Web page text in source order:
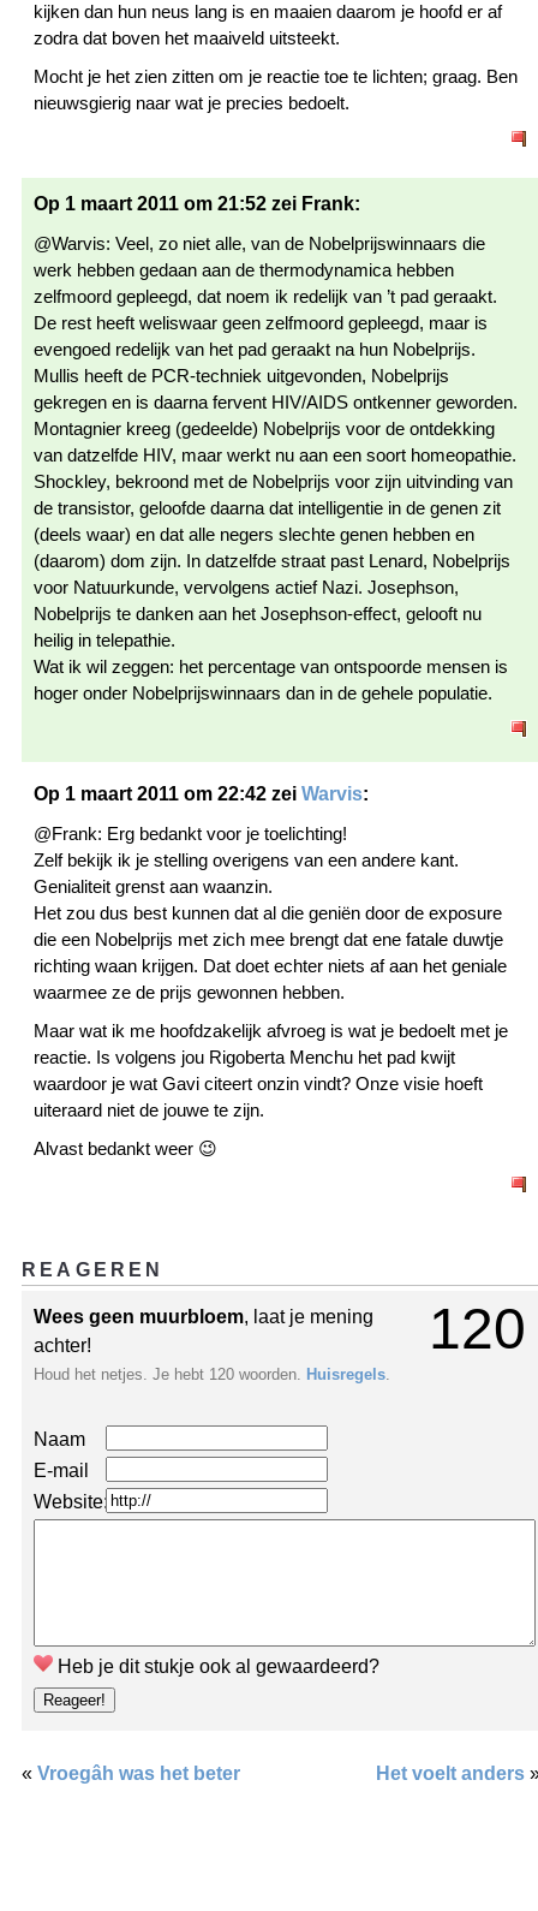
kijken dan hun neus lang is en maaien daarom je hoofd er af
zodra dat boven het maaiveld uitsteekt.
Mocht je het zien zitten om je reactie toe te lichten; graag. Ben
nieuwsgierig naar wat je precies bedoelt.
Op 1 maart 2011 om 21:52 zei Frank:
@Warvis: Veel, zo niet alle, van de Nobelprijswinnaars die
werk hebben gedaan aan de thermodynamica hebben
zelfmoord gepleegd, dat noem ik redelijk van ’t pad geraakt.
De rest heeft weliswaar geen zelfmoord gepleegd, maar is
evengoed redelijk van het pad geraakt na hun Nobelprijs.
Mullis heeft de PCR-techniek uitgevonden, Nobelprijs
gekregen en is daarna fervent HIV/AIDS ontkenner geworden.
Montagnier kreeg (gedeelde) Nobelprijs voor de ontdekking
van datzelfde HIV, maar werkt nu aan een soort homeopathie.
Shockley, bekroond met de Nobelprijs voor zijn uitvinding van
de transistor, geloofde daarna dat intelligentie in de genen zit
(deels waar) en dat alle negers slechte genen hebben en
(daarom) dom zijn. In datzelfde straat past Lenard, Nobelprijs
voor Natuurkunde, vervolgens actief Nazi. Josephson,
Nobelprijs te danken aan het Josephson-effect, gelooft nu
heilig in telepathie.
Wat ik wil zeggen: het percentage van ontspoorde mensen is
hoger onder Nobelprijswinnaars dan in de gehele populatie.
Op 1 maart 2011 om 22:42 zei Warvis:
@Frank: Erg bedankt voor je toelichting!
Zelf bekijk ik je stelling overigens van een andere kant.
Genialiteit grenst aan waanzin.
Het zou dus best kunnen dat al die geniën door de exposure
die een Nobelprijs met zich mee brengt dat ene fatale duwtje
richting waan krijgen. Dat doet echter niets af aan het geniale
waarmee ze de prijs gewonnen hebben.
Maar wat ik me hoofdzakelijk afvroeg is wat je bedoelt met je
reactie. Is volgens jou Rigoberta Menchu het pad kwijt
waardoor je wat Gavi citeert onzin vindt? Onze visie hoeft
uiteraard niet de jouwe te zijn.
Alvast bedankt weer 😉
REAGEREN
120
Wees geen muurbloem, laat je mening
achter!
Houd het netjes. Je hebt 120 woorden. Huisregels
Naam
E-mail
Website:
Heb je dit stukje ook al gewaardeerd?
« Vroegâh was het beter Het voelt anders